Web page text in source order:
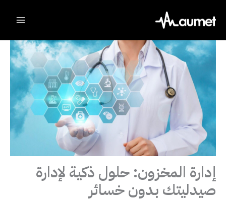
content
إدارة المخزون: حلول ذكية لإدارة
صيدليتك بدون خسائر